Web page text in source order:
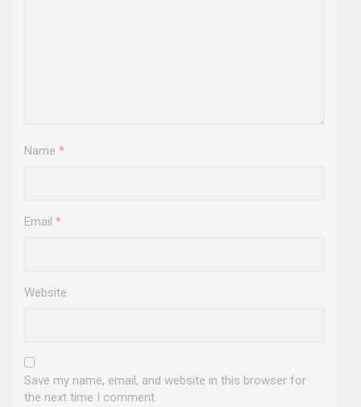
Name *
Email *
Website
Save my name, email, and website in this browser for
the next time I comment.